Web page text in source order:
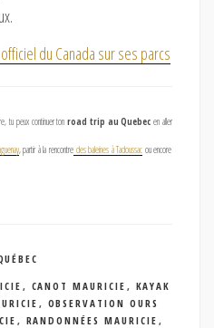
du Canada sur ses parcs
tu peux continuer ton road trip au Quebec en aller
, partir à la rencontre des baleines à Tadoussac ou encore
, CANOT MAURICIE , KAYAK
, OBSERVATION OURS
, RANDONNÉES MAURICIE ,